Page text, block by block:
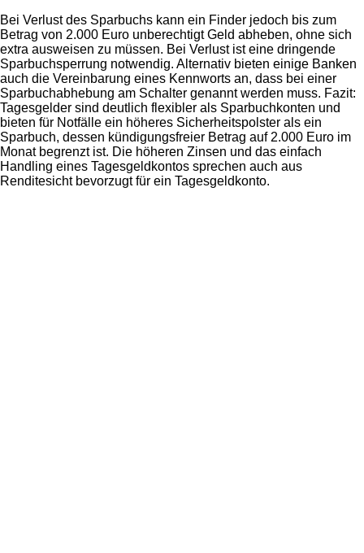
Bei Verlust des Sparbuchs kann ein Finder jedoch bis zum
Betrag von 2.000 Euro unberechtigt Geld abheben, ohne sich
extra ausweisen zu müssen. Bei Verlust ist eine dringende
Sparbuchsperrung notwendig. Alternativ bieten einige Banken
auch die Vereinbarung eines Kennworts an, dass bei einer
Sparbuchabhebung am Schalter genannt werden muss. Fazit:
Tagesgelder sind deutlich flexibler als Sparbuchkonten und
bieten für Notfälle ein höheres Sicherheitspolster als ein
Sparbuch, dessen kündigungsfreier Betrag auf 2.000 Euro im
Monat begrenzt ist. Die höheren Zinsen und das einfach
Handling eines Tagesgeldkontos sprechen auch aus
Renditesicht bevorzugt für ein Tagesgeldkonto.